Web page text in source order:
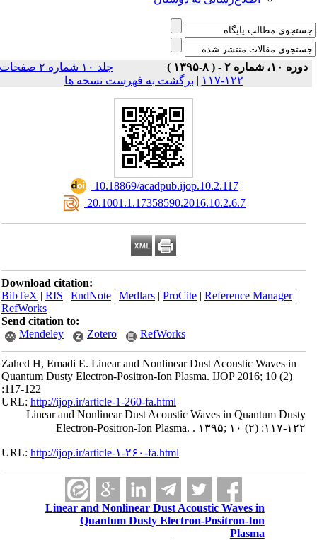
دوره ۱۰، شماره ۲ - ( ۸-۱۳۹۵ )
جلد ۱۰ شماره ۲ صفحات
۱۲۲-۱۱۷
| برگشت به فهرست نسخه ها
‎ 10.18869/acadpub.ijop.10.2.117
‎ 20.1001.1.17358590.2016.10.2.6.7
Download citation:
BibTeX|RIS|EndNote|Medlars|ProCite|Reference Manager
RefWorks
Send citation to:
Mendeley
Zotero RefWorks
Zahed H, Emadi E. Linear and Nonlinear Dust Acoustic Waves in
Quantum Dusty Electron-Positron-Ion Plasma. IJOP 2016; 10 (2)
:117-122
URL:http://ijop.ir/article-1-260-fa.html
Linear and Nonlinear Dust Acoustic Waves in Quantum Dusty
Electron-Positron-Ion Plasma. . ۱۳۹۵; ۱۰ (۲) :۱۱۷-۱۲۲
URL:http://ijop.ir/article-۱-۲۶۰-fa.html
Linear and Nonlinear Dust Acoustic Waves in
Quantum Dusty Electron-Positron-Ion
Plasma